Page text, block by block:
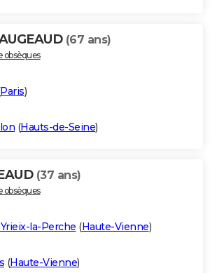
(67 ans)
obsèques
Paris)
(Hauts-de-Seine)
(37 ans)
obsèques
la-Perche (Haute-Vienne)
(Haute-Vienne)